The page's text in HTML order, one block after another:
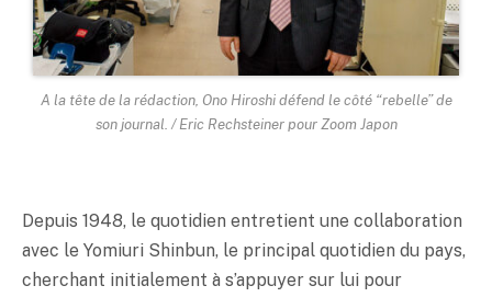
A la tête de la rédaction, Ono Hiroshi défend le côté “rebelle” de
son journal. / Eric Rechsteiner pour Zoom Japon
Depuis 1948, le quotidien entretient une collaboration
avec le Yomiuri Shinbun, le principal quotidien du pays,
cherchant initialement à s’appuyer sur lui pour